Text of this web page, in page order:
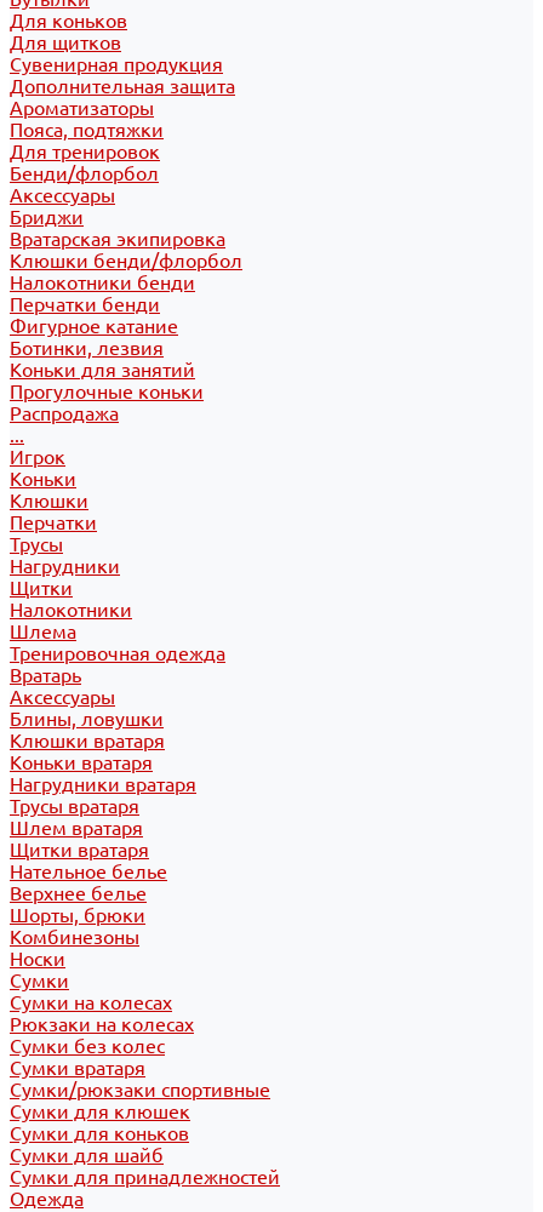
Для коньков
Для щитков
Сувенирная продукция
Дополнительная защита
Ароматизаторы
Пояса, подтяжки
Для тренировок
Бенди/флорбол
Аксессуары
Бриджи
Вратарская экипировка
Клюшки бенди/флорбол
Налокотники бенди
Перчатки бенди
Фигурное катание
Ботинки, лезвия
Коньки для занятий
Прогулочные коньки
Распродажа
...
Игрок
Коньки
Клюшки
Перчатки
Трусы
Нагрудники
Щитки
Налокотники
Шлема
Тренировочная одежда
Вратарь
Аксессуары
Блины, ловушки
Клюшки вратаря
Коньки вратаря
Нагрудники вратаря
Трусы вратаря
Шлем вратаря
Щитки вратаря
Нательное белье
Верхнее белье
Шорты, брюки
Комбинезоны
Носки
Сумки
Сумки на колесах
Рюкзаки на колесах
Сумки без колес
Сумки вратаря
Сумки/рюкзаки спортивные
Сумки для клюшек
Сумки для коньков
Сумки для шайб
Сумки для принадлежностей
Одежда